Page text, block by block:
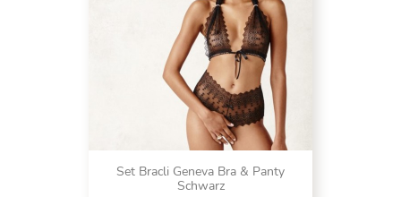
Set Bracli Geneva Bra & Panty
Schwarz